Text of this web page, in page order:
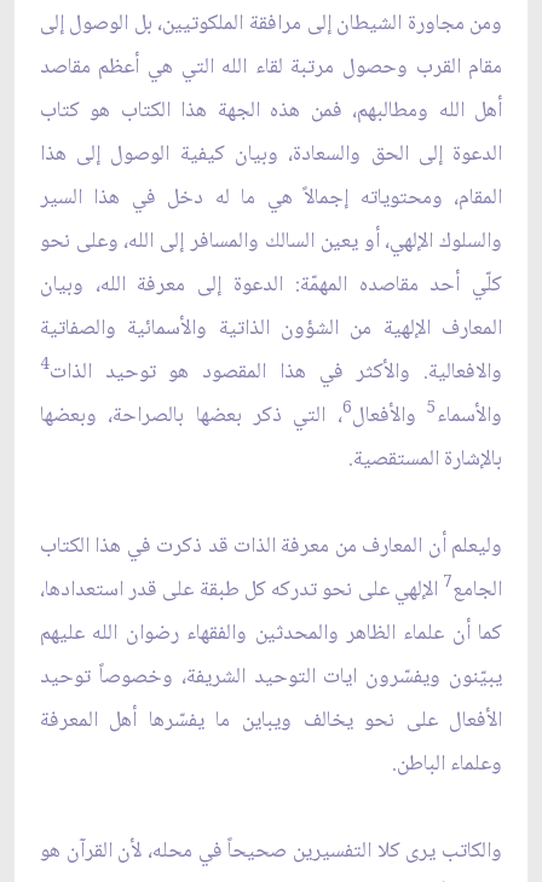
ومن مجاورة الشيطان إلى مرافقة الملكوتيين، بل الوصول إلى
مقام القرب وحصول مرتبة لقاء الله التي هي أعظم مقاصد
أهل الله ومطالبهم، فمن هذه الجهة هذا الكتاب هو كتاب
الدعوة إلى الحق والسعادة، وبيان كيفية الوصول إلى هذا
المقام، ومحتوياته إجمالاً هي ما له دخل في هذا السير
والسلوك الإلهي، أو يعين السالك والمسافر إلى الله، وعلى نحو
كلّي أحد مقاصده المهمّة: الدعوة إلى معرفة الله، وبيان
المعارف الإلهية من الشؤون الذاتية والأسمائية والصفاتية
والافعالية. والأكثر في هذا المقصود هو توحيد الذات4
والأسماء5والأفعال6، التي ذكر بعضها بالصراحة، وبعضها
بالإشارة المستقصية.
وليعلم أن المعارف من معرفة الذات قد ذكرت في هذا الكتاب
الجامع7 الإلهي على نحو تدركه كل طبقة على قدر استعدادها،
كما أن علماء الظاهر والمحدثين والفقهاء رضوان الله عليهم
يبيّنون ويفسّرون ايات التوحيد الشريفة، وخصوصاً توحيد
الأفعال على نحو يخالف ويباين ما يفسّرها أهل المعرفة
وعلماء الباطن.
والكاتب يرى كلا التفسيرين صحيحاً في محله، لأن القرآن هو